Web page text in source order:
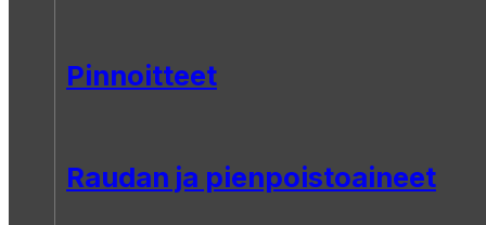
Pinnoitteet
Raudan ja pienpoistoaineet